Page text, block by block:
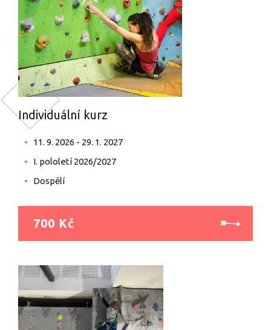
Individuální kurz
11. 9. 2026 - 29. 1. 2027
I. pololetí 2026/2027
Dospělí
700 Kč